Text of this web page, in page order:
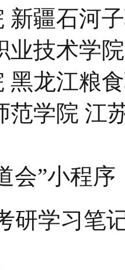
新疆石河
业技术学
黑龙江粮
范学院 江
会”小程序
研学习笔